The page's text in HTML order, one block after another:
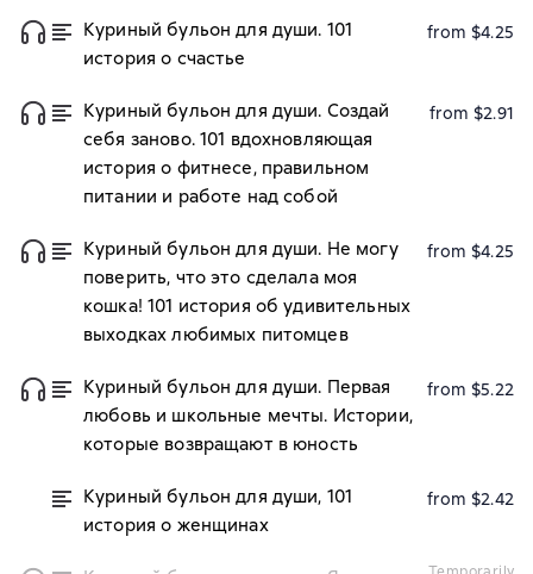
Куриный бульон для души. 101
история о счастье
from $4.25
Куриный бульон для души. Создай
себя заново. 101 вдохновляющая
история о фитнесе, правильном
питании и работе над собой
from $2.91
Куриный бульон для души. Не могу
поверить, что это сделала моя
кошка! 101 история об удивительных
выходках любимых питомцев
from $4.25
Куриный бульон для души. Первая
любовь и школьные мечты. Истории,
которые возвращают в юность
from $5.22
Куриный бульон для души, 101
история о женщинах
from $2.42